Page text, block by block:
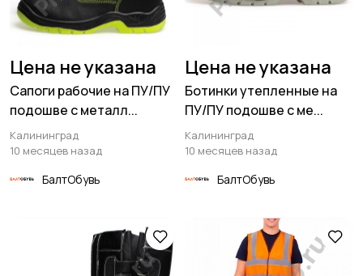
Цена не указана
Сапоги рабочие на ПУ/ПУ
подошве с металл...
Калининград
10 месяцев назад
БалтОбувь
Цена не указана
Ботинки утепленные на
ПУ/ПУ подошве с ме...
Калининград
10 месяцев назад
БалтОбувь